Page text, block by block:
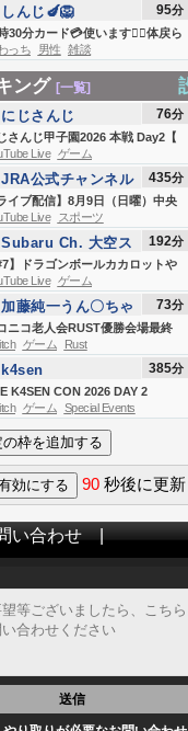
30分カード💳使います🙇‍♂️体戻ら
かなー。
しんじ🍆🦁 95分
っち 男性 雑談
ング [一覧]
さんじ甲子園2026 本戦 Day2【
じ甲2026_Day2 】
にじさんじ 76分
Live ゲーム
イブ配信】8月9日（日曜）中央
全レース中継（新潟・中京・札
JRA公式チャンネル 435分
Live
スポーツ
】ドラゴンボールカカロットや
ゅばああああああああああああ
ああああああああああああ
！！！！！【ホロライブ/大空ス
】
Subaru Ch. 大空ス
バル
192分
Live ゲーム
ニコ老人会RUST優勝会場最終
加藤純一うん〇ちゃ
ん
73分
ゲーム
Rust
K4SEN CON 2026 DAY 2
k4sen 385分
ゲーム Special Events
90 秒後に更新
い合わせ|
送信